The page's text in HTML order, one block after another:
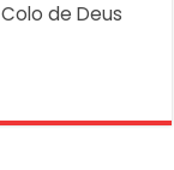
de Deus